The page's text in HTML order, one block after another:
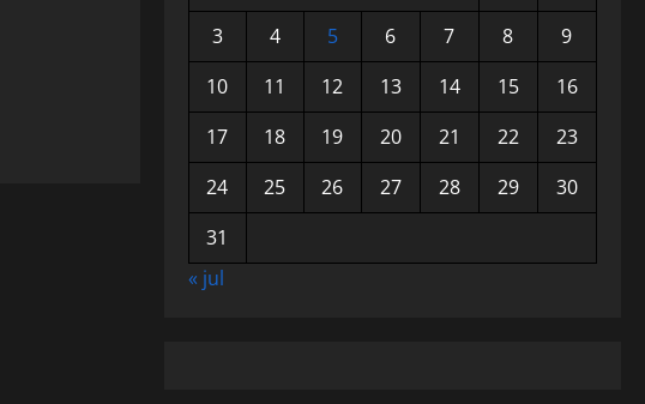
3
4 5 6 7 8
9
10
11 12 13 14 15
16
17
18 19 20 21 22
23
24
25 26 27 28 29
30
31
« jul